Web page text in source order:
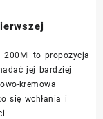
200Ml to propozycja
jej bardziej
kremowa
się wchłania i